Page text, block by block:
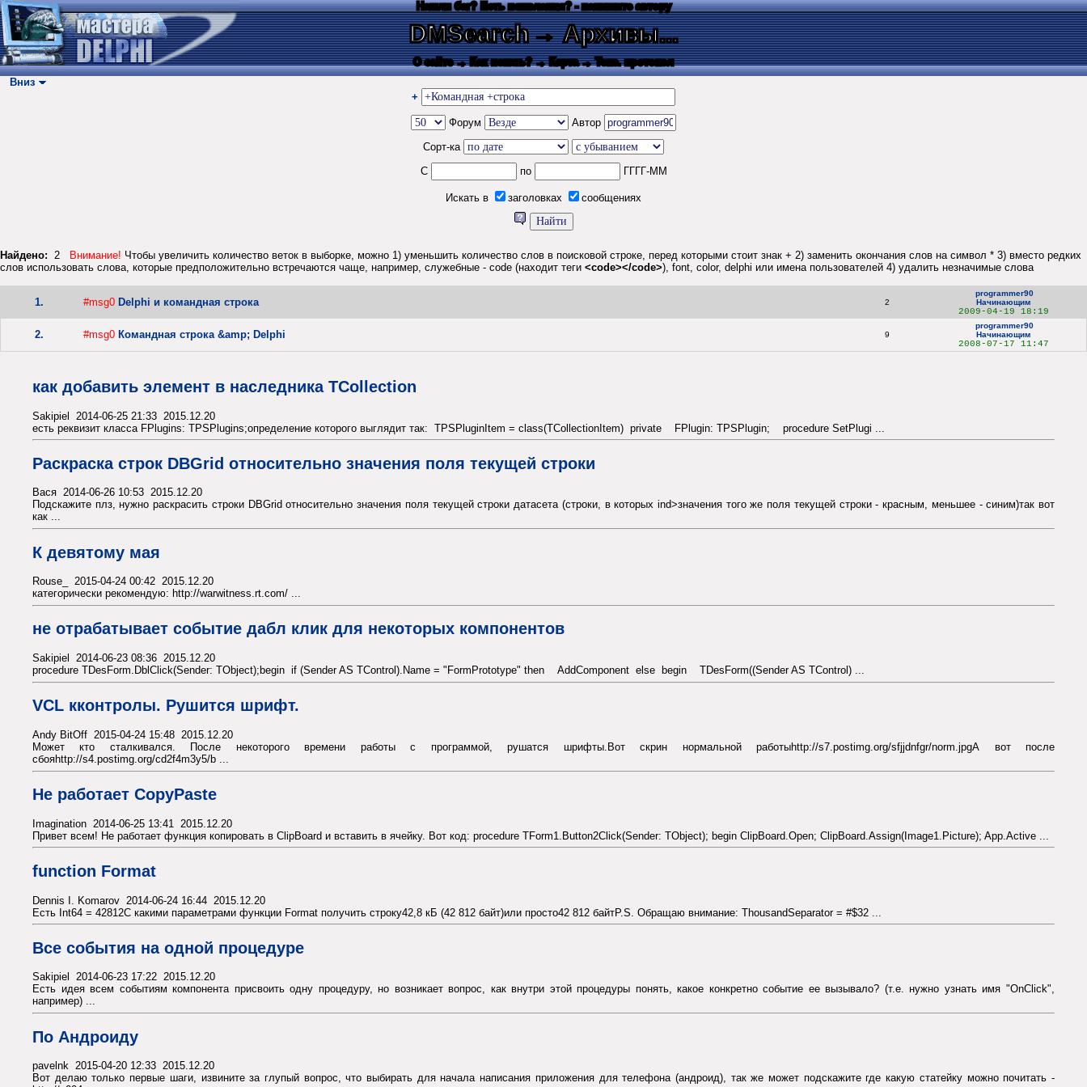
Нашли баг? Есть пожелания? - напишите автору
DMSearch→ Архивы...
О сайте → Как искать? → Карта → Текс. протокол
Вниз
+
Форум
Автор
Сорт-ка
С
по ГГГГ-ММ
Искать в заголовках сообщениях
Найдено: 2 Внимание! Чтобы увеличить количество веток в выборке, можно 1) уменьшить количество слов в поисковой строке, перед которыми стоит знак + 2) заменить окончания слов на символ * 3) вместо редких
слов использовать слова, которые предположительно встречаются чаще, например, служебные - code (находит теги <code></code>), font, color, delphi или имена пользователей 4) удалить незначимые слова
1. #msg0 Delphi и командная строка 2
programmer90
Начинающим
2009-04-19 18:19
2. #msg0 Командная строка &amp; Delphi 9
programmer90
Начинающим
2008-07-17 11:47
как добавить элемент в наследника TCollection
Sakipiel 2014-06-25 21:33 2015.12.20
есть реквизит класса FPlugins: TPSPlugins;определение которого выглядит так: TPSPluginItem = class(TCollectionItem) private FPlugin: TPSPlugin; procedure SetPlugi ...
Раскраска строк DBGrid относительно значения поля текущей строки
Вася 2014-06-26 10:53 2015.12.20
Подскажите плз, нужно раскрасить строки DBGrid относительно значения поля текущей строки датасета (строки, в которых ind>значения того же поля текущей строки - красным, меньшее - синим)так вот
как ...
К девятому мая
Rouse_ 2015-04-24 00:42 2015.12.20
категорически рекомендую: http://warwitness.rt.com/ ...
не отрабатывает событие дабл клик для некоторых компонентов
Sakipiel 2014-06-23 08:36 2015.12.20
procedure TDesForm.DblClick(Sender: TObject);begin if (Sender AS TControl).Name = "FormPrototype" then AddComponent else begin TDesForm((Sender AS TControl) ...
VCL кконтролы. Рушится шрифт.
Andy BitOff 2015-04-24 15:48 2015.12.20
Может кто сталкивался. После некоторого времени работы с программой, рушатся шрифты.Вот скрин нормальной работыhttp://s7.postimg.org/sfjjdnfgr/norm.jpgА вот после
сбояhttp://s4.postimg.org/cd2f4m3y5/b ...
Не работает CopyPaste
Imagination 2014-06-25 13:41 2015.12.20
Привет всем! Не работает функция копировать в ClipBoard и вставить в ячейку. Вот код: procedure TForm1.Button2Click(Sender: TObject); begin ClipBoard.Open; ClipBoard.Assign(Image1.Picture); App.Active ...
function Format
Dennis I. Komarov 2014-06-24 16:44 2015.12.20
Есть Int64 = 42812С какими параметрами функции Format получить строку42,8 кБ (42 812 байт)или просто42 812 байтP.S. Обращаю внимание: ThousandSeparator = #$32 ...
Все события на одной процедуре
Sakipiel 2014-06-23 17:22 2015.12.20
Есть идея всем событиям компонента присвоить одну процедуру, но возникает вопрос, как внутри этой процедуры понять, какое конкретно событие ее вызывало? (т.е. нужно узнать имя "OnClick",
например) ...
По Андроиду
pavelnk 2015-04-20 12:33 2015.12.20
Вот делаю только первые шаги, извините за глупый вопрос, что выбирать для начала написания приложения для телефона (андроид), так же может подскажите где какую статейку можно почитать -